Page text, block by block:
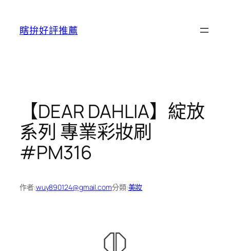
瞎拚好評推薦
【DEAR DAHLIA】綻放
系列 專業彩妝刷
#PM316
作者:wuy890124@gmail.com分類:美妝